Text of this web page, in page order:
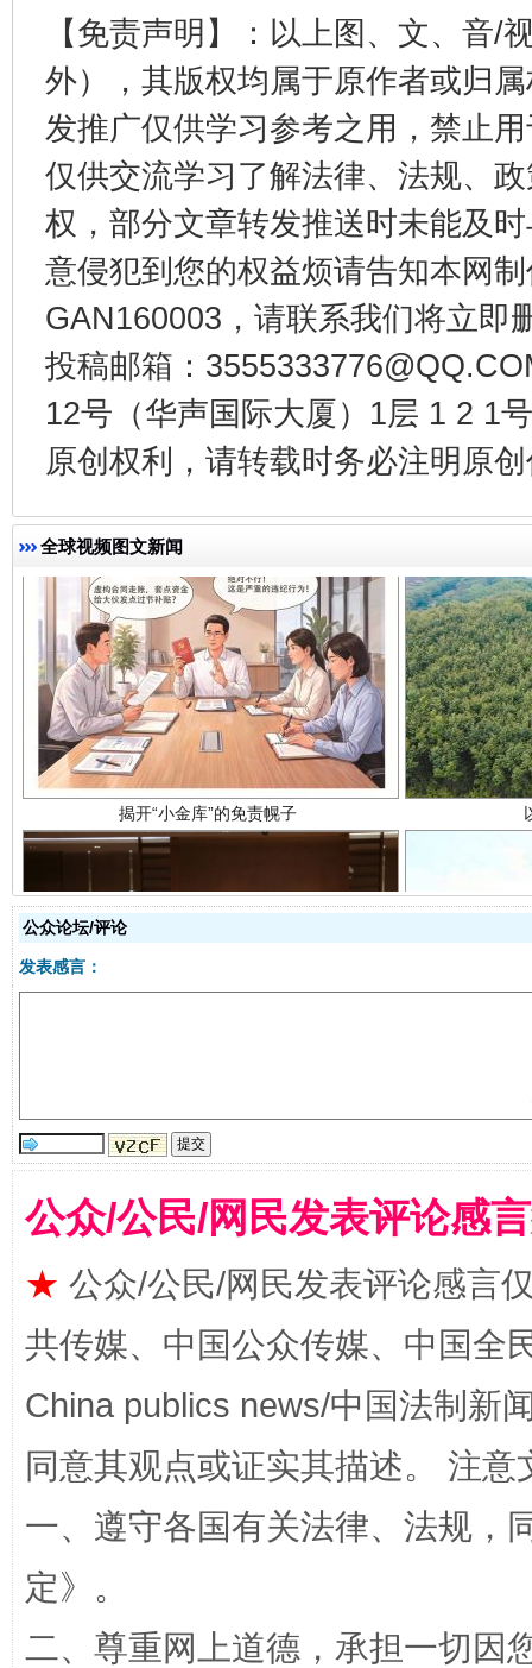
【免责声明】：以上图、文、音/
外），其版权均属于原作者或归
发推广仅供学习参考之用，禁止
仅供交流学习了解法律、法规、
权，部分文章转发推送时未能及
意侵犯到您的权益烦请告知本网
GAN160003，请联系我们将立即
投稿邮箱：
12号（华声国际大厦）1层 1 2 1
原创权利，请转载时务必注明原
全球视频图文新闻
东山县通报“牛蛙产品抗生素超标问题” 法
千年窑火 生生不息 一
揭开“小金库”的免责幌子
全民健身五年计划来了！等你上场
公众论坛/评论
发表感言：
公众/公民/网民发表评论感
★ 公众/公民/网民发表评论感言
共传媒、中国公众传媒、中国全
China publics news/中国法制新
同意其观点或证实其描述。 注
一、遵守各国有关法律、法规，
定》。
二、尊重网上道德，承担一切因